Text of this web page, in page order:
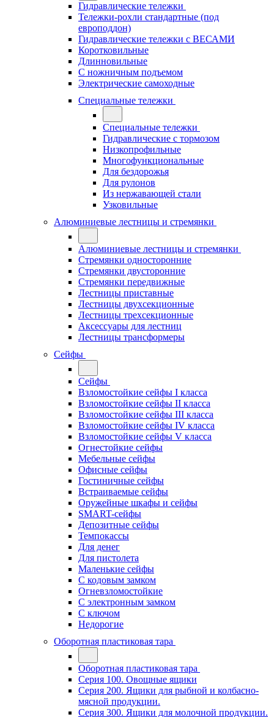
Гидравлические тележки
Тележки-рохли стандартные (под
европоддон)
Гидравлические тележки с ВЕСАМИ
Коротковильные
Длинновильные
С ножничным подъемом
Электрические самоходные
Специальные тележки
Специальные тележки
Гидравлические с тормозом
Низкопрофильные
Многофункциональные
Для бездорожья
Для рулонов
Из нержавающей стали
Узковильные
Алюминиевые лестницы и стремянки
Алюминиевые лестницы и стремянки
Стремянки односторонние
Стремянки двусторонние
Стремянки передвижные
Лестницы приставные
Лестницы двухсекционные
Лестницы трехсекционные
Аксессуары для лестниц
Лестницы трансформеры
Сейфы
Сейфы
Взломостойкие сейфы I класса
Взломостойкие сейфы II класса
Взломостойкие сейфы III класса
Взломостойкие сейфы IV класса
Взломостойкие сейфы V класса
Огнестойкие сейфы
Мебельные сейфы
Офисные сейфы
Гостиничные сейфы
Встраиваемые сейфы
Оружейные шкафы и сейфы
SMART-сейфы
Депозитные сейфы
Темпокассы
Для денег
Для пистолета
Маленькие сейфы
С кодовым замком
Огневзломостойкие
С электронным замком
С ключом
Недорогие
Оборотная пластиковая тара
Оборотная пластиковая тара
Серия 100. Овощные ящики
Серия 200. Ящики для рыбной и колбасно-
мясной продукции.
Серия 300. Ящики для молочной продукции.